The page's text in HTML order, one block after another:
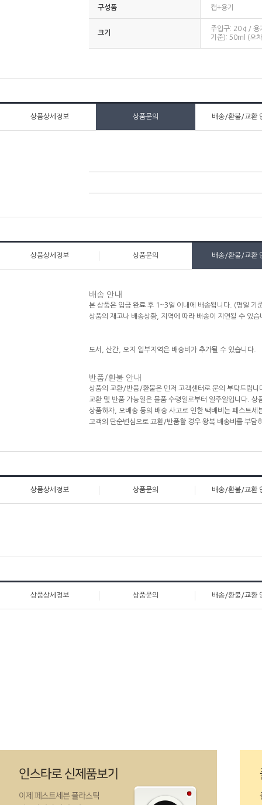
구성품 캡+용기
크기
주입구: 20￠/
기준): 50ml (오
상품상세정보 상품문의 배송/환불/교환
상품상세정보 상품문의 배송/환불/교환
배송 안내
본 상품은 입금 완료 후 1~3일 이내에 배송됩니다. (평일 기
상품의 재고나 배송상황, 지역에 따라 배송이 지연될 수 있습
도서, 산간, 오지 일부지역은 배송비가 추가될 수 있습니다.
반품/환불 안내
상품의 교환/반품/환불은 먼저 고객센터로 문의 부탁드립
교환 및 반품 가능일은 물품 수령일로부터 일주일입니다.
상품하자, 오배송 등의 배송 사고로 인한 택배비는 페스트
고객의 단순변심으로 교환/반품할 경우 왕복 배송비를 부담
상품상세정보 상품문의 배송/환불/교환
상품상세정보 상품문의 배송/환불/교환